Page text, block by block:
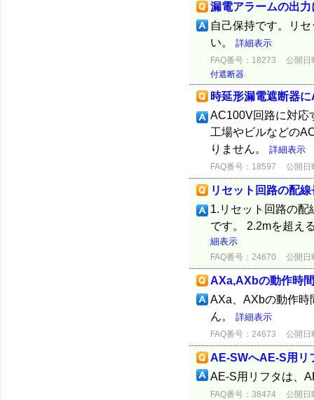
漏電アラームの出力
自己保持です。リ
い。 詳細表示
FAQ番号：18273
公開日
付遮断器
時延形漏電遮断器
AC100V回路に対応
工場やビルなどの
りません。 詳細表示
FAQ番号：18597 公開日
リセット回路の配線
1.リセット回路の
です。 2.2mを超え
細表示
FAQ番号：24670 公開日
AXa,AXbの動作時間
AXa、AXbの動作時
ん。 詳細表示
FAQ番号：24673 公開日
AE-SWへAE-S用リ
AE-S用リフタは、
FAQ番号：38474 公開日